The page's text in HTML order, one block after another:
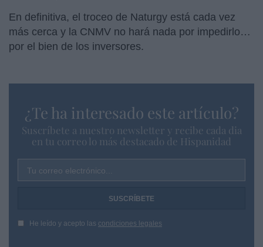
En definitiva, el troceo de Naturgy está cada vez
más cerca y la CNMV no hará nada por impedirlo…
por el bien de los inversores.
¿Te ha interesado este artículo?
Suscríbete a nuestro newsletter y recibe cada dia
en tu correo lo más destacado de Hispanidad
Tu correo electrónico...
He leído y acepto las condiciones legales